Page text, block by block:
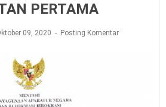
PERTAMA
09, 2020 Posting Komentar